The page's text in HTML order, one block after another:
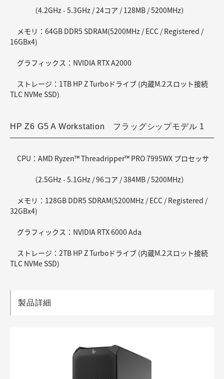
（4.2GHz - 5.3GHz / 24コア / 128MB / 5200MHz）
メモリ：64GB DDR5 SDRAM(5200MHz / ECC / Registered /
16GBx4)
グラフィックス：NVIDIA RTX A2000
ストレージ：1TB HP Z Turboドライブ (内蔵M.2スロット接続
TLC NVMe SSD)
HP Z6 G5 A Workstation フラッグシップモデル 1
CPU：AMD Ryzen™ Threadripper™ PRO 7995WX プロセッサ
（2.5GHz - 5.1GHz / 96コア / 384MB / 5200MHz）
メモリ：128GB DDR5 SDRAM(5200MHz / ECC / Registered /
32GBx4)
グラフィックス：NVIDIA RTX 6000 Ada
ストレージ：2TB HP Z Turboドライブ (内蔵M.2スロット接続
TLC NVMe SSD)
製品詳細